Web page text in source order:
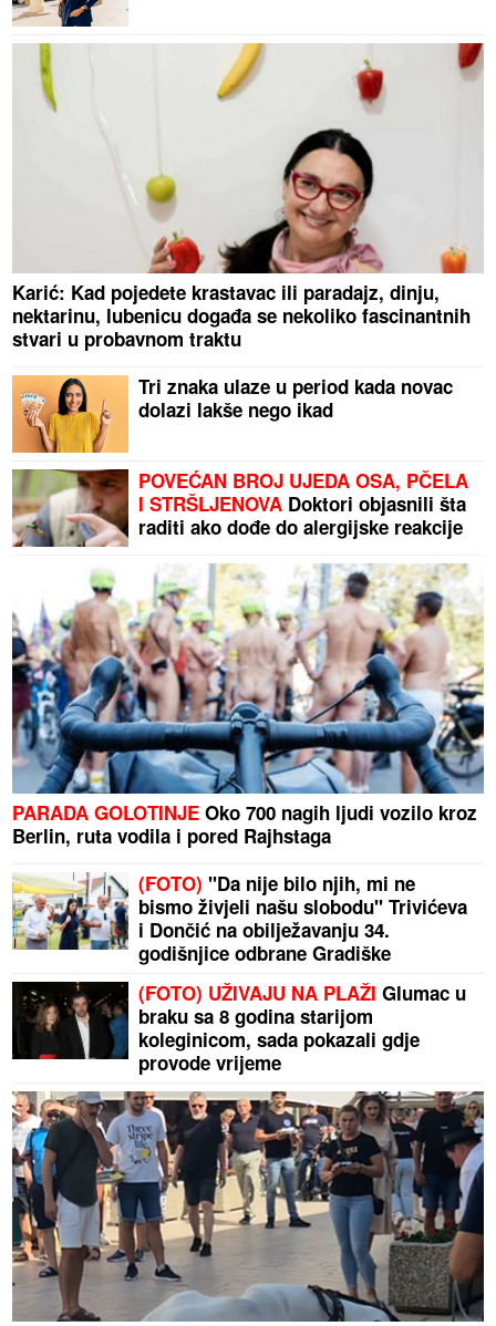
Karić: Kad pojedete krastavac ili paradajz, dinju,
nektarinu, lubenicu događa se nekoliko fascinantnih
stvari u probavnom traktu
Tri znaka ulaze u period kada novac
dolazi lakše nego ikad
POVEĆAN BROJ UJEDA OSA, PČELA
I STRŠLJENOVA Doktori objasnili šta
raditi ako dođe do alergijske reakcije
PARADA GOLOTINJE Oko 700 nagih ljudi vozilo kroz
Berlin, ruta vodila i pored Rajhstaga
(FOTO) "Da nije bilo njih, mi ne
bismo živjeli našu slobodu" Trivićeva
i Dončić na obilježavanju 34.
godišnjice odbrane Gradiške
(FOTO) UŽIVAJU NA PLAŽI Glumac u
braku sa 8 godina starijom
koleginicom, sada pokazali gdje
provode vrijeme